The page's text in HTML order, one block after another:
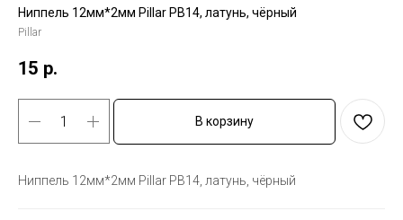
Ниппель 12мм*2мм Pillar PB14, латунь, чёрный
Pillar
15 р.
В корзину
Ниппель 12мм*2мм Pillar PB14, латунь, чёрный